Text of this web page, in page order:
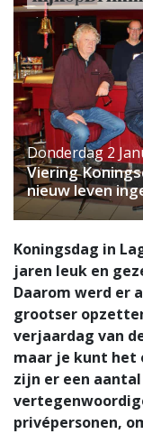
Donderdag 2
Viering
nieuw leven
Koningsdag in
jaren leuk en
Daarom werd er
grootser
verjaardag van
maar je kunt het
zijn er een
privépersonen,